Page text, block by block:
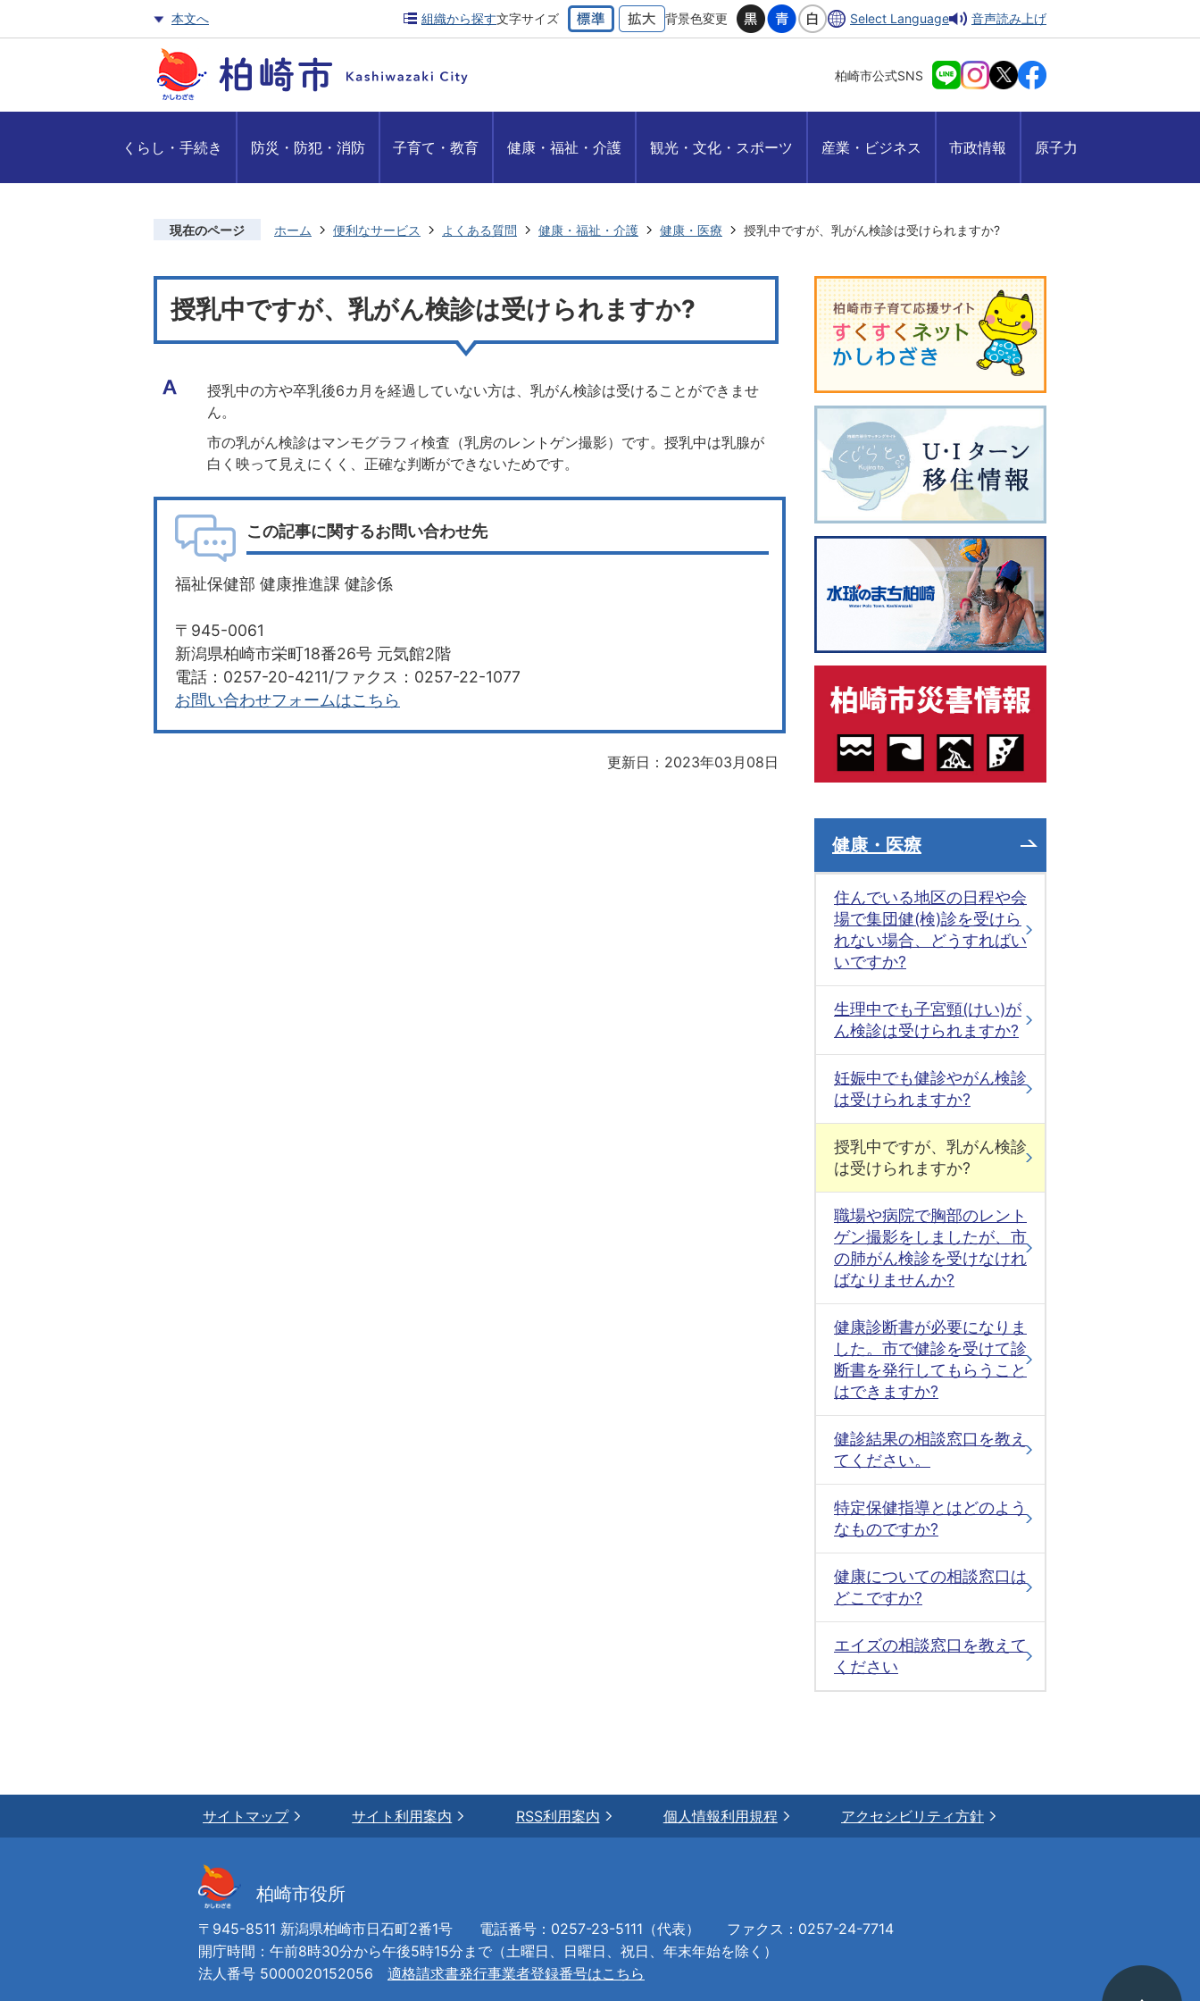
本文へ 組織から探す文字サイズ 背景色変更 Select Language 音声読み上げ
柏崎市公式SNS
くらし・手続き 防災・防犯・消防 子育て・教育 健康・福祉・介護 観光・文化・スポーツ 産業・ビジネス 市政情報 原子力
現在のページ ホーム 便利なサービス よくある質問 健康・福祉・介護 健康・医療 授乳中ですが、乳がん検診は受けられますか?
授乳中ですが、乳がん検診は受けられますか?
授乳中の方や卒乳後6カ月を経過していない方は、乳がん検診は受けることができませ
ん。
市の乳がん検診はマンモグラフィ検査（乳房のレントゲン撮影）です。授乳中は乳腺が
白く映って見えにくく、正確な判断ができないためです。
この記事に関するお問い合わせ先
福祉保健部 健康推進課 健診係
〒945-0061
新潟県柏崎市栄町18番26号 元気館2階
電話：0257-20-4211/ファクス：0257-22-1077
お問い合わせフォームはこちら
更新日：2023年03月08日
健康・医療
住んでいる地区の日程や会
場で集団健(検)診を受けら
れない場合、どうすればい
いですか?
生理中でも子宮頸(けい)が
ん検診は受けられますか?
妊娠中でも健診やがん検診
は受けられますか?
授乳中ですが、乳がん検診
は受けられますか?
職場や病院で胸部のレント
ゲン撮影をしましたが、市
の肺がん検診を受けなけれ
ばなりませんか?
健康診断書が必要になりま
した。市で健診を受けて診
断書を発行してもらうこと
はできますか?
健診結果の相談窓口を教え
てください。
特定保健指導とはどのよう
なものですか?
健康についての相談窓口は
どこですか?
エイズの相談窓口を教えて
ください
サイトマップ サイト利用案内 RSS利用案内 個人情報利用規程 アクセシビリティ方針
柏崎市役所
〒945-8511 新潟県柏崎市日石町2番1号 電話番号：0257-23-5111（代表）
ファクス：0257-24-7714
開庁時間：午前8時30分から午後5時15分まで（土曜日、日曜日、祝日、年末年始を除く）
法人番号 5000020152056 適格請求書発行事業者登録番号はこちら